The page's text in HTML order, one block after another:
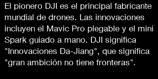
El pionero DJI es el principal fabricante
mundial de drones. Las innovaciones
incluyen el Mavic Pro plegable y el mini
Spark guiado a mano. DJI significa
"Innovaciones Da-Jiang", que significa
"gran ambición no tiene fronteras".